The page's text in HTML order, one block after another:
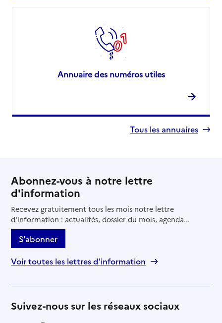
Annuaire des numéros utiles
Tous les annuaires
Abonnez-vous à notre lettre
d'information
Recevez gratuitement tous les mois notre lettre
d'information : actualités, dossier du mois, agenda...
S'abonner
Voir toutes les lettres d'information
Suivez-nous sur les réseaux sociaux